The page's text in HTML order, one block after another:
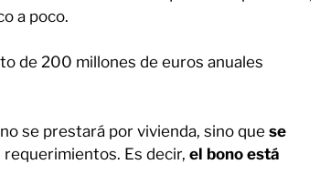
a poco.
de 200 millones de euros anuales
se prestará por vivienda, sino que se
Es decir, el bono está